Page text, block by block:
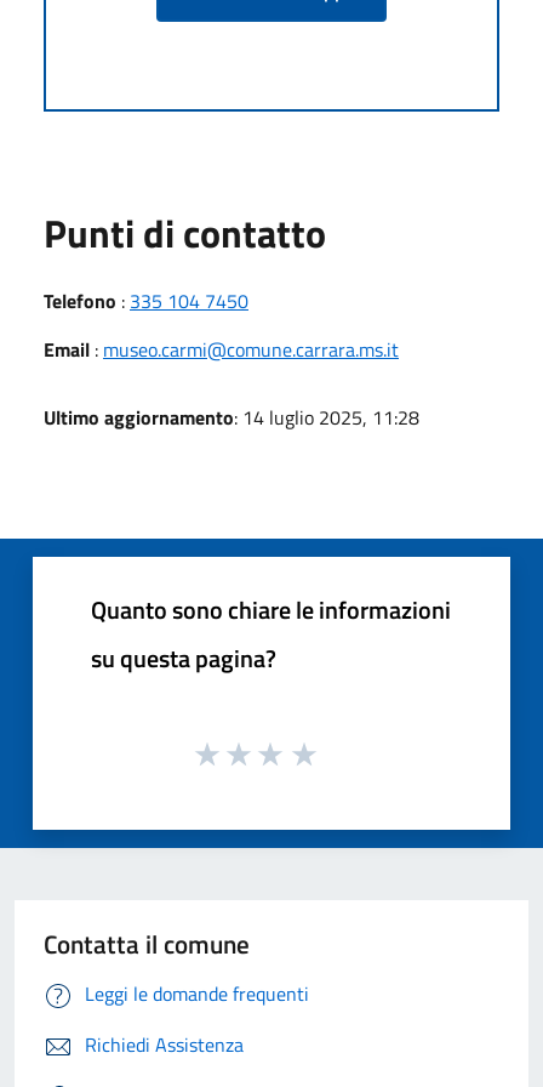
Punti di contatto
Telefono : 335 104 7450
Email : museo.carmi@comune.carrara.ms.it
Ultimo aggiornamento: 14 luglio 2025, 11:28
Quanto sono chiare le informazioni
su questa pagina?
Contatta il comune
Leggi le domande frequenti
Richiedi Assistenza